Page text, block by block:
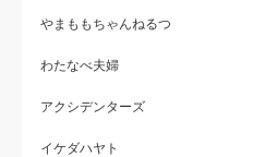
やまももちゃんねるつ
わたなべ夫婦
アクシデンターズ
イケダハヤト